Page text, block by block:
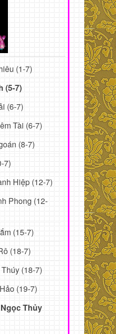
(1-7)
(5-7)
(6-7)
Tài (6-7)
(8-7)
7)
Hiệp (12-7)
Phong (12-
(15-7)
(18-7)
(18-7)
(19-7)
Thủy